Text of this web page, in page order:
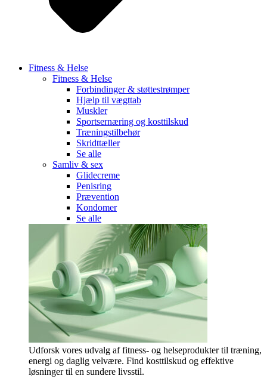
Fitness & Helse
Fitness & Helse
Forbindinger & støttestrømper
Hjælp til vægttab
Muskler
Sportsernæring og kosttilskud
Træningstilbehør
Skridttæller
Se alle
Samliv & sex
Glidecreme
Penisring
Prævention
Kondomer
Se alle
Udforsk vores udvalg af fitness- og helseprodukter til træning,
energi og daglig velvære. Find kosttilskud og effektive
løsninger til en sundere livsstil.